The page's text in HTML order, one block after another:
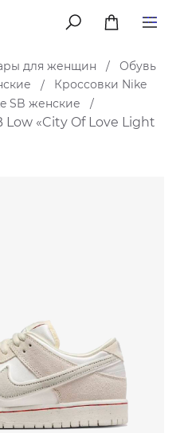
меню
для женщин /
Обувь
/
Кроссовки Nike
SB женские /
«City Of Love Light